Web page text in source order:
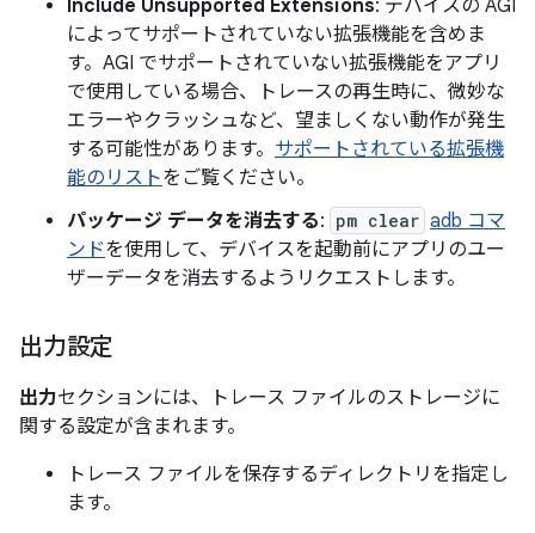
Include Unsupported Extensions: デバイスの AGI
によってサポートされていない拡張機能を含めま
す。AGI でサポートされていない拡張機能をアプリ
で使用している場合、トレースの再生時に、微妙な
エラーやクラッシュなど、望ましくない動作が発生
する可能性があります。 サポートされている拡張機
能のリストをご覧ください。
パッケージ データを消去する: pm clear adb コマ
ンドを使用して、デバイスを起動前にアプリのユー
ザーデータを消去するようリクエストします。
出力設定
出力セクションには、トレース ファイルのストレージに
関する設定が含まれます。
トレース ファイルを保存するディレクトリを指定し
ます。